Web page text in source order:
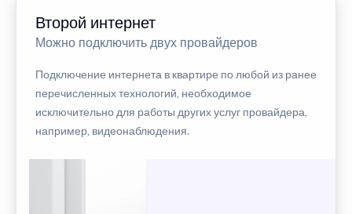
Второй интернет
Можно подключить двух провайдеров
Подключение интернета в квартире по любой из ранее
перечисленных технологий, необходимое
исключительно для работы других услуг провайдера,
например, видеонаблюдения.